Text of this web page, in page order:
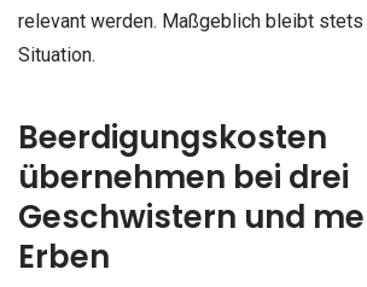
relevant werden. Maßgeblich bleibt
Situation.
Beerdigungskosten
übernehmen bei drei
Geschwistern und
Erben